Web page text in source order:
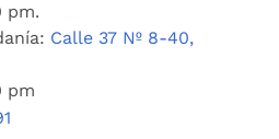
pm.
Calle 37 Nº 8-40,
pm